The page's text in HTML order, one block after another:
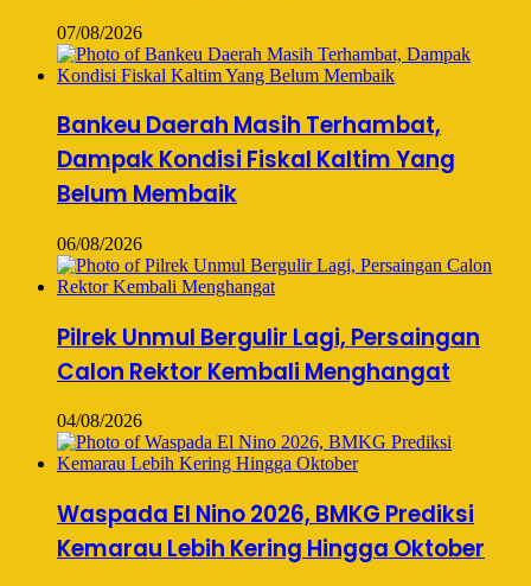
07/08/2026
Bankeu Daerah Masih Terhambat,
Dampak Kondisi Fiskal Kaltim Yang
Belum Membaik
06/08/2026
Pilrek Unmul Bergulir Lagi, Persaingan
Calon Rektor Kembali Menghangat
04/08/2026
Waspada El Nino 2026, BMKG Prediksi
Kemarau Lebih Kering Hingga Oktober